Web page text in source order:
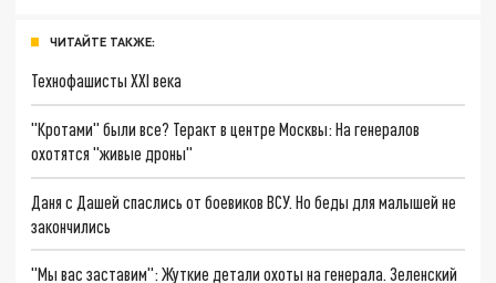
ЧИТАЙТЕ ТАКЖЕ:
Технофашисты XXI века
"Кротами" были все? Теракт в центре Москвы: На генералов
охотятся "живые дроны"
Даня с Дашей спаслись от боевиков ВСУ. Но беды для малышей не
закончились
"Мы вас заставим": Жуткие детали охоты на генерала. Зеленский